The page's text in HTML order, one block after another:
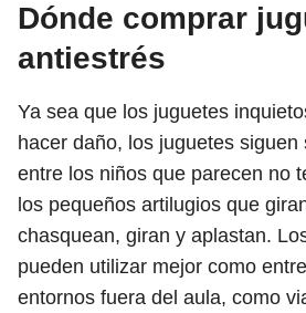
Dónde comprar
antiestrés
Ya sea que los juguetes
hacer daño, los juguetes
entre los niños que parecen no
los pequeños artilugios que
chasquean, giran y aplastan.
pueden utilizar mejor como
entornos fuera del aula, como